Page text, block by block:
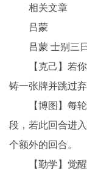
相关文章
吕蒙
吕蒙 士别三
【克己】若
铸一张牌并跳过弃
【博图】每
段，若此回合进
个额外的回合。
【勤学】觉